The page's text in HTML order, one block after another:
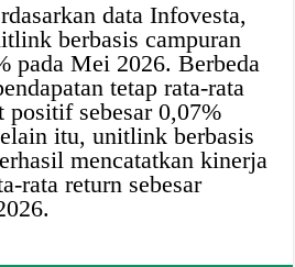
data Infovesta,
berbasis campuran
pada Mei 2026. Berbeda
tetap rata-rata
positif sebesar 0,07%
itu, unitlink berbasis
mencatatkan kinerja
rata return sebesar